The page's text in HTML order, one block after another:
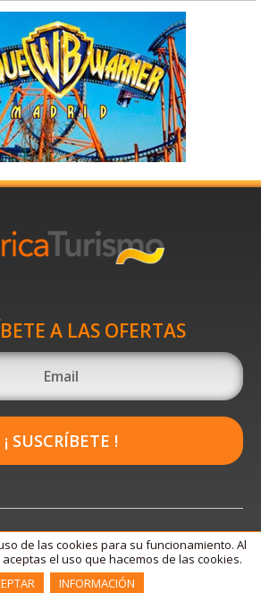
A LAS OFERTAS
¡ SUSCRÍBETE !
de las cookies para su funcionamiento. Al
el uso que hacemos de las cookies.
INFORMACIÓN